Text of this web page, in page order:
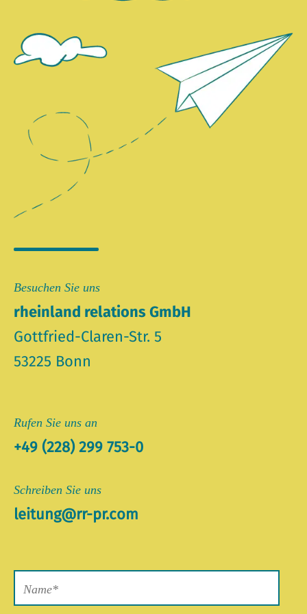
Besuchen Sie uns
rheinland relations GmbH
Gottfried-Claren-Str. 5
53225 Bonn
Rufen Sie uns an
+49 (228) 299 753-0
Schreiben Sie uns
leitung@rr-pr.com